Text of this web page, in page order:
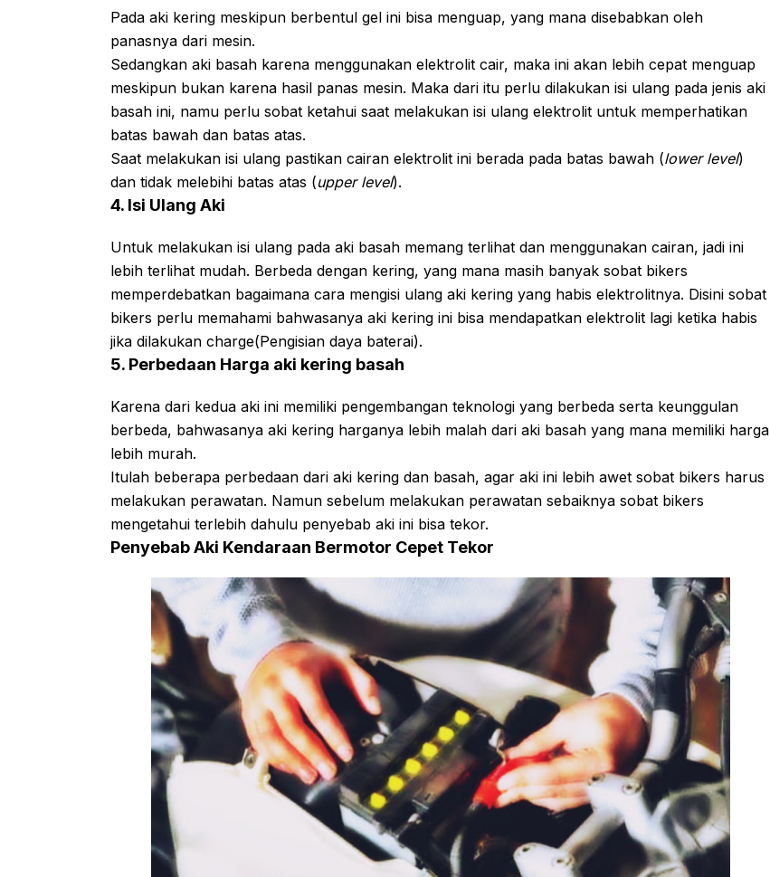
Pada aki kering meskipun berbentul gel ini bisa menguap, yang mana disebabkan oleh
panasnya dari mesin.
Sedangkan aki basah karena menggunakan elektrolit cair, maka ini akan lebih cepat menguap
meskipun bukan karena hasil panas mesin. Maka dari itu perlu dilakukan isi ulang pada jenis aki
basah ini, namu perlu sobat ketahui saat melakukan isi ulang elektrolit untuk memperhatikan
batas bawah dan batas atas.
Saat melakukan isi ulang pastikan cairan elektrolit ini berada pada batas bawah (lower level)
dan tidak melebihi batas atas (upper level).
4. Isi Ulang Aki
Untuk melakukan isi ulang pada aki basah memang terlihat dan menggunakan cairan, jadi ini
lebih terlihat mudah. Berbeda dengan kering, yang mana masih banyak sobat bikers
memperdebatkan bagaimana cara mengisi ulang aki kering yang habis elektrolitnya. Disini sobat
bikers perlu memahami bahwasanya aki kering ini bisa mendapatkan elektrolit lagi ketika habis
jika dilakukan charge(Pengisian daya baterai).
5. Perbedaan Harga aki kering basah
Karena dari kedua aki ini memiliki pengembangan teknologi yang berbeda serta keunggulan
berbeda, bahwasanya aki kering harganya lebih malah dari aki basah yang mana memiliki harga
lebih murah.
Itulah beberapa perbedaan dari aki kering dan basah, agar aki ini lebih awet sobat bikers harus
melakukan perawatan. Namun sebelum melakukan perawatan sebaiknya sobat bikers
mengetahui terlebih dahulu penyebab aki ini bisa tekor.
Penyebab Aki Kendaraan Bermotor Cepet Tekor